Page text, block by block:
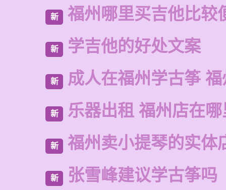
新 福州哪里买吉他比较
新 学吉他的好处文案
新 成人在福州学古筝
新 乐器出租 福州店在
新 福州卖小提琴的实体
新 张雪峰建议学古筝吗